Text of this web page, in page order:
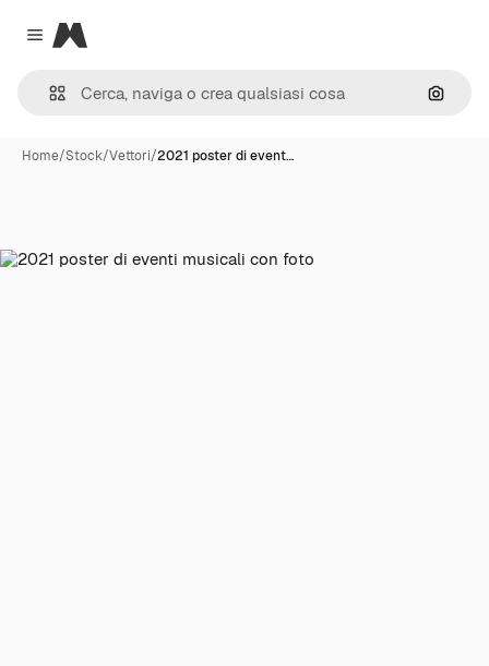
Close menu
Magnific
Cerca
Home/Stock/Vettori/2021 poster di event…